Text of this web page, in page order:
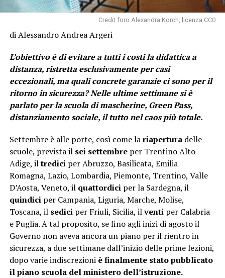
Credit foro Alexandra Korch, licenza CC0
di Alessandro Andrea Argeri
L’obiettivo è di evitare a tutti i costi la didattica a
distanza, ristretta esclusivamente per casi
eccezionali, ma quali concrete garanzie ci sono per il
ritorno in sicurezza?Nelle ultime settimane si è
parlato per la scuola di mascherine, Green Pass,
distanziamento sociale, il tutto nel caos più totale.
Settembre è alle porte, così come lariapertura delle
scuole, prevista il sei settembreper Trentino Alto
Adige, iltrediciper Abruzzo, Basilicata, Emilia
Romagna, Lazio, Lombardia, Piemonte, Trentino, Valle
D’Aosta, Veneto, il quattordiciper la Sardegna, il
quindici per Campania, Liguria, Marche, Molise,
Toscana, il sedici per Friuli, Sicilia, ilventi per Calabria
e Puglia. A tal proposito, se fino agli inizi di agosto il
Governo non aveva ancora un piano per il rientro in
sicurezza, a due settimane dall’inizio delle prime lezioni,
dopo varie indiscrezioni è finalmente stato pubblicato
il piano scuola del ministero dell’istruzione.